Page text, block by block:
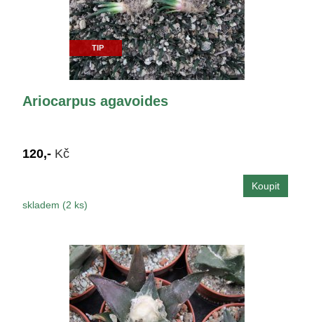
TIP
Ariocarpus agavoides
120,- Kč
skladem (2 ks)